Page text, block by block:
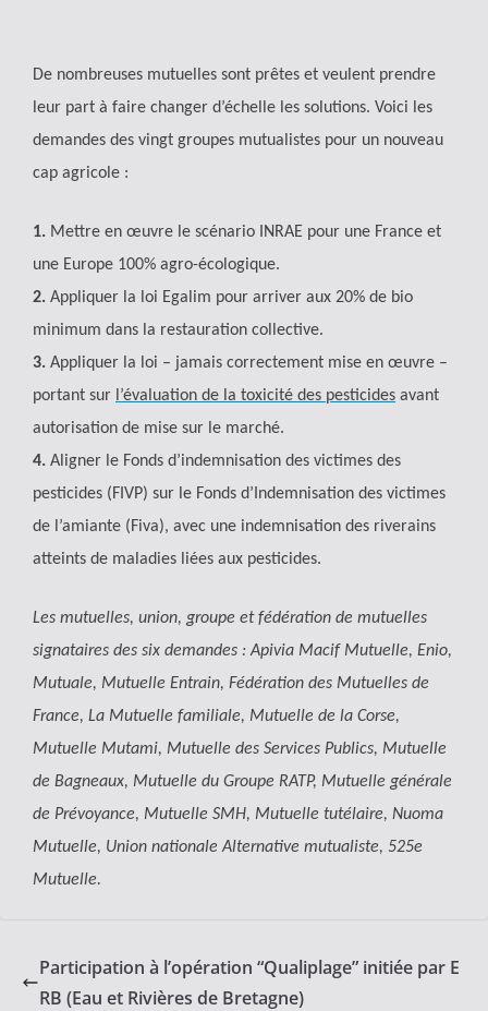
De nombreuses mutuelles sont prêtes et veulent prendre
leur part à faire changer d’échelle les solutions. Voici les
demandes des vingt groupes mutualistes pour un nouveau
cap agricole :
1. Mettre en œuvre le scénario INRAE pour une France et
une Europe 100% agro-écologique.
2. Appliquer la loi Egalim pour arriver aux 20% de bio
minimum dans la restauration collective.
3. Appliquer la loi – jamais correctement mise en œuvre –
portant sur l’évaluation de la toxicité des pesticides avant
autorisation de mise sur le marché.
4. Aligner le Fonds d’indemnisation des victimes des
pesticides (FIVP) sur le Fonds d’Indemnisation des victimes
de l’amiante (Fiva), avec une indemnisation des riverains
atteints de maladies liées aux pesticides.
Les mutuelles, union, groupe et fédération de mutuelles
signataires des six demandes : Apivia Macif Mutuelle, Enio,
Mutuale, Mutuelle Entrain, Fédération des Mutuelles de
France, La Mutuelle familiale, Mutuelle de la Corse,
Mutuelle Mutami, Mutuelle des Services Publics, Mutuelle
de Bagneaux, Mutuelle du Groupe RATP, Mutuelle générale
de Prévoyance, Mutuelle SMH, Mutuelle tutélaire, Nuoma
Mutuelle, Union nationale Alternative mutualiste, 525e
Mutuelle.
Participation à l’opération “Qualiplage” initiée par E
RB (Eau et Rivières de Bretagne)